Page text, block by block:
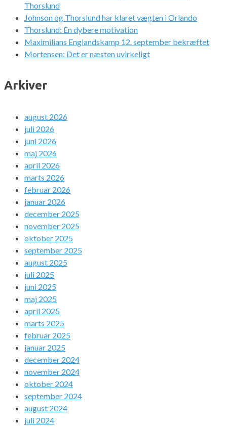
Thorslund
Johnson og Thorslund har klaret vægten i Orlando
Thorslund: En dybere motivation
Maximilians Englandskamp 12. september bekræftet
Mortensen: Det er næsten uvirkeligt
Arkiver
august 2026
juli 2026
juni 2026
maj 2026
april 2026
marts 2026
februar 2026
januar 2026
december 2025
november 2025
oktober 2025
september 2025
august 2025
juli 2025
juni 2025
maj 2025
april 2025
marts 2025
februar 2025
januar 2025
december 2024
november 2024
oktober 2024
september 2024
august 2024
juli 2024